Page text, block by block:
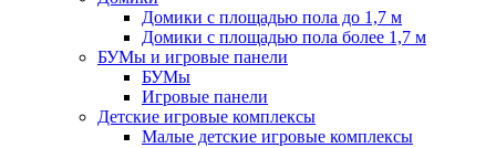
Домики с площадью пола до 1,7 м
Домики с площадью пола более 1,7 м
БУМы и игровые панели
БУМы
Игровые панели
Детские игровые комплексы
Малые детские игровые комплексы